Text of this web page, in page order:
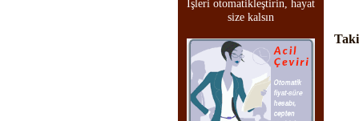
İşleri otomatikleştirin, hayat
size kalsın